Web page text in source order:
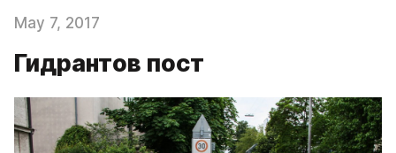
May 7, 2017
Гидрантов пост